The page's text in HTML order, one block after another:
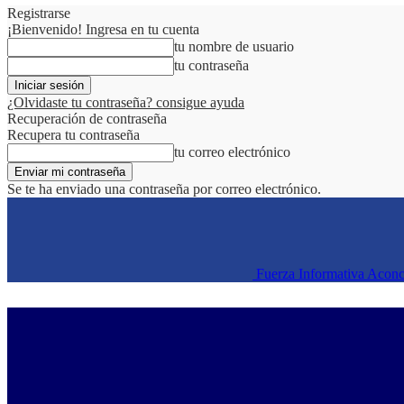
Registrarse
¡Bienvenido! Ingresa en tu cuenta
tu nombre de usuario
tu contraseña
¿Olvidaste tu contraseña? consigue ayuda
Recuperación de contraseña
Recupera tu contraseña
tu correo electrónico
Se te ha enviado una contraseña por correo electrónico.
Fuerza Informativa